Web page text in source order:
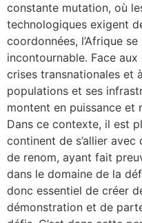
constante mutation, où
technologiques exigent
coordonnées, l’Afrique
incontournable. Face
crises transnationales et
populations et ses
montent en puissance et
Dans ce contexte, il est
continent de s’allier
de renom, ayant fait
dans le domaine de la
donc essentiel de créer
démonstration et de